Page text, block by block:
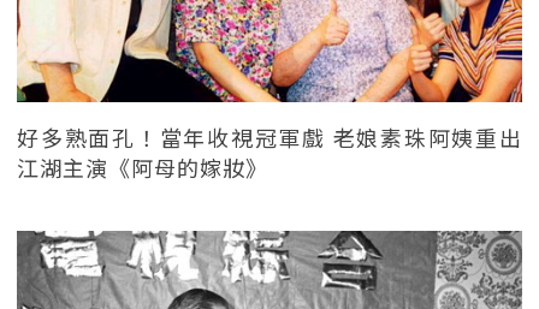
好多熟面孔！當年收視冠軍戲 老娘素珠阿姨重出
江湖主演《阿母的嫁妝》